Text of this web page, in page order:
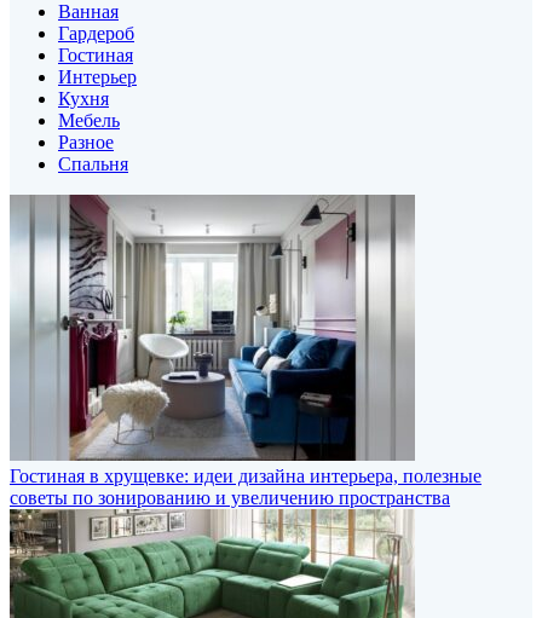
Ванная
Гардероб
Гостиная
Интерьер
Кухня
Мебель
Разное
Спальня
Гостиная в хрущевке: идеи дизайна интерьера, полезные
советы по зонированию и увеличению пространства